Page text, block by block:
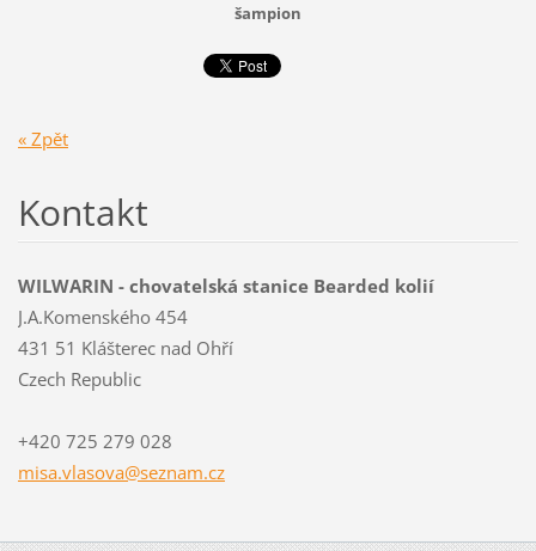
šampion
« Zpět
Kontakt
WILWARIN - chovatelská stanice Bearded kolií
J.A.Komenského 454
431 51 Klášterec nad Ohří
Czech Republic
+420 725 279 028
misa.vlasova@seznam.cz